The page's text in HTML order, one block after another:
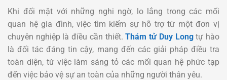
Khi đối mặt với những nghi ngờ, lo lắng trong các mối
quan hệ gia đình, việc tìm kiếm sự hỗ trợ từ một đơn vị
chuyên nghiệp là điều cần thiết.Thám tử Duy Longtự hào
là đối tác đáng tin cậy, mang đến các giải pháp điều tra
toàn diện, từ việc làm sáng tỏ các mối quan hệ phức tạp
đến việc bảo vệ sự an toàn của những người thân yêu.